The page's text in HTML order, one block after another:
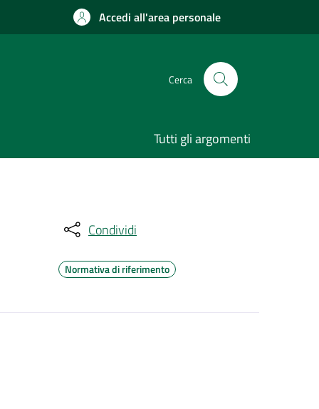
Accedi all'area personale
Cerca
Tutti gli argomenti
Condividi
Normativa di riferimento